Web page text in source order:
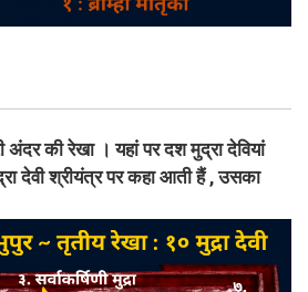
अंदर की रेखा । यहां पर दश मुद्रा देवियां
देवी श्रीयंत्र पर कहा आती हैं , उसका